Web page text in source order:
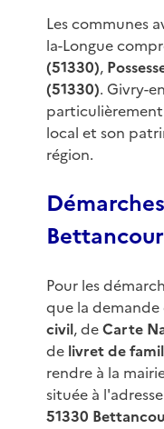
Les communes
la-Longue
(51330),
(51330). Givry-
local et son
région.
Pour les
que la demande
civil, deCarte
de livret de
rendre à la
située à
51330